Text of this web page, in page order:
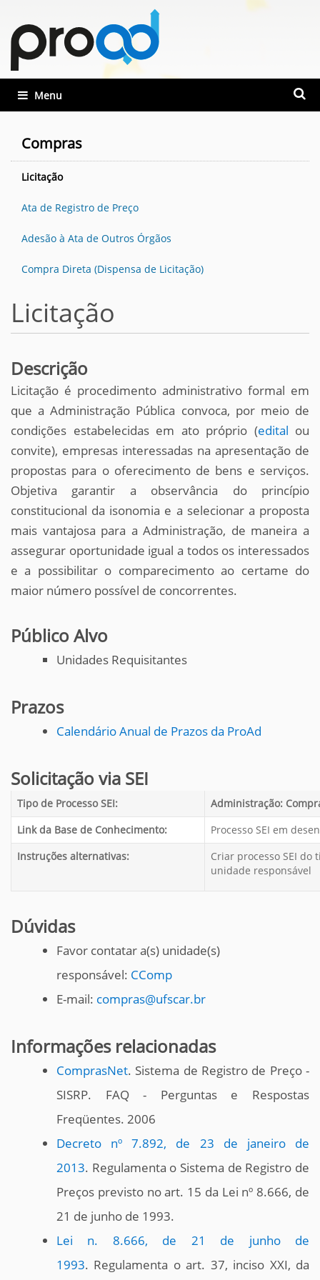
Busca
Toggle navigation
Compras
Licitação
Ata de Registro de Preço
Adesão à Ata de Outros Órgãos
Compra Direta (Dispensa de Licitação)
Licitação
Descrição
Licitação é procedimento administrativo formal em
que a Administração Pública convoca, por meio de
condições estabelecidas em ato próprio (edital ou
convite), empresas interessadas na apresentação de
propostas para o oferecimento de bens e serviços.
Objetiva garantir a observância do princípio
constitucional da isonomia e a selecionar a proposta
mais vantajosa para a Administração, de maneira a
assegurar oportunidade igual a todos os interessados
e a possibilitar o comparecimento ao certame do
maior número possível de concorrentes.
Público Alvo
Unidades Requisitantes
Prazos
Calendário Anual de Prazos da ProAd
Solicitação via SEI
Tipo de Processo SEI:
Administração:
Link da Base de Conhecimento:
Processo SEI em
Instruções alternativas:
Criar processo SEI
unidade responsável
Dúvidas
Favor contatar a(s) unidade(s)
responsável: CComp
E-mail: compras@ufscar.br
Informações relacionadas
ComprasNet. Sistema de Registro de Preço -
SISRP. FAQ - Perguntas e Respostas
Freqüentes. 2006
Decreto nº 7.892, de 23 de janeiro de
2013. Regulamenta o Sistema de Registro de
Preços previsto no art. 15 da Lei nº 8.666, de
21 de junho de 1993.
Lei n. 8.666, de 21 de junho de
1993. Regulamenta o art. 37, inciso XXI, da